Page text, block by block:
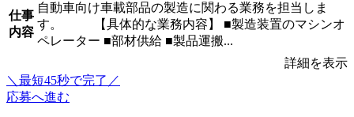
仕事
内容
自動車向け車載部品の製造に関わる業務を担当しま
す。 【具体的な業務内容】 ■製造装置のマシンオ
ペレーター ■部材供給 ■製品運搬...
詳細を表示
＼最短45秒で完了／
応募へ進む